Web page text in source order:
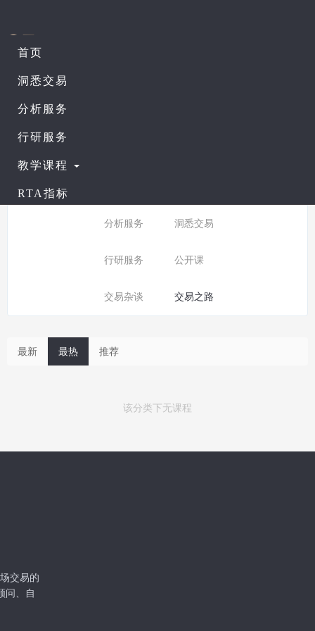
首页
洞悉交易
分析服务
行研服务
教学课程
RTA指标
课程列表
所有分类：
分析服务 洞悉交易
行研服务 公开课
交易杂谈 交易之路
最新 最热 推荐
该分类下无课程
交易的
问、自